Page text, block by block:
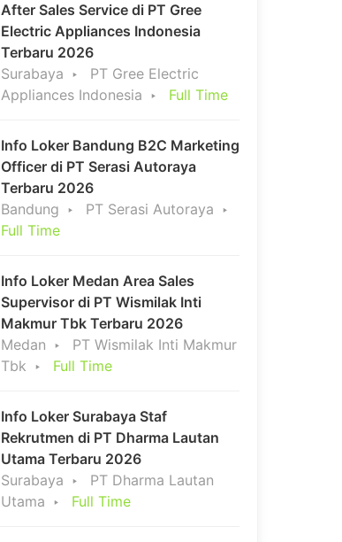
After Sales Service di PT Gree
Electric Appliances Indonesia
Terbaru 2026
Surabaya
PT Gree Electric
Appliances Indonesia
Full Time
Info Loker Bandung B2C Marketing
Officer di PT Serasi Autoraya
Terbaru 2026
Bandung
PT Serasi Autoraya
Full Time
Info Loker Medan Area Sales
Supervisor di PT Wismilak Inti
Makmur Tbk Terbaru 2026
Medan
PT Wismilak Inti Makmur
Tbk
Full Time
Info Loker Surabaya Staf
Rekrutmen di PT Dharma Lautan
Utama Terbaru 2026
Surabaya
PT Dharma Lautan
Utama
Full Time